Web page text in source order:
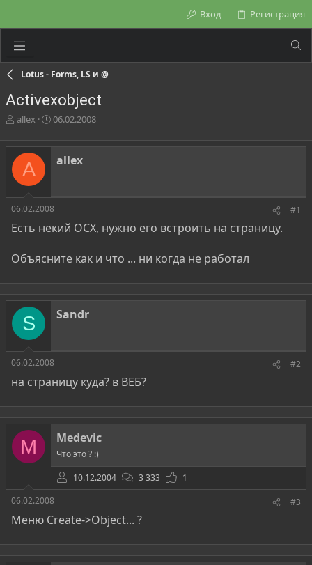
Вход Регистрация
Lotus - Forms, LS и @
Activexobject
А
т
о
т
м
allex
Д
т
н
а
а
06.02.2008
A allex
06.02.2008 #1
Есть некий ОСХ, нужно его встроить на страницу.
Объясните как и что ... ни когда не работал
S Sandr
06.02.2008 #2
на страницу куда? в ВЕБ?
M Medevic
Что это ? :)
10.12.2004
3 333
1
06.02.2008
#3
Меню Create->Object... ?